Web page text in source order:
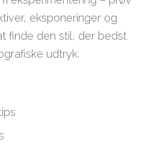
eksponeringer og
finde den stil, der bedst
udtryk.